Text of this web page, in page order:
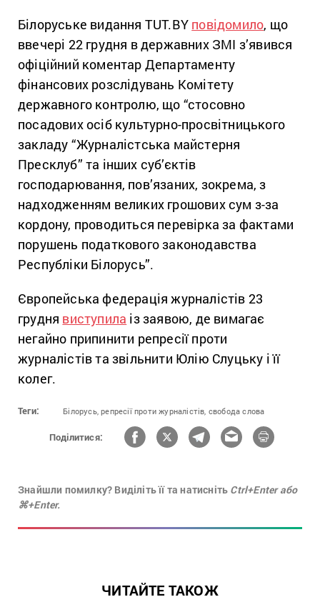
Білоруське видання TUT.BY повідомило, що
ввечері 22 грудня в державних ЗМІ з’явився
офіційний коментар Департаменту
фінансових розслідувань Комітету
державного контролю, що “стосовно
посадових осіб культурно-просвітницького
закладу “Журналістська майстерня
Пресклуб” та інших суб’єктів
господарювання, пов’язаних, зокрема, з
надходженням великих грошових сум з-за
кордону, проводиться перевірка за фактами
порушень податкового законодавства
Республіки Білорусь”.
Європейська федерація журналістів 23
грудня виступила із заявою, де вимагає
негайно припинити репресії проти
журналістів та звільнити Юлію Слуцьку і її
колег.
Теги: Білорусь, репресії проти журналістів, свобода слова
Поділитися:
Знайшли помилку? Виділіть її та натисніть Ctrl+Enter або
⌘+Enter.
ЧИТАЙТЕ ТАКОЖ